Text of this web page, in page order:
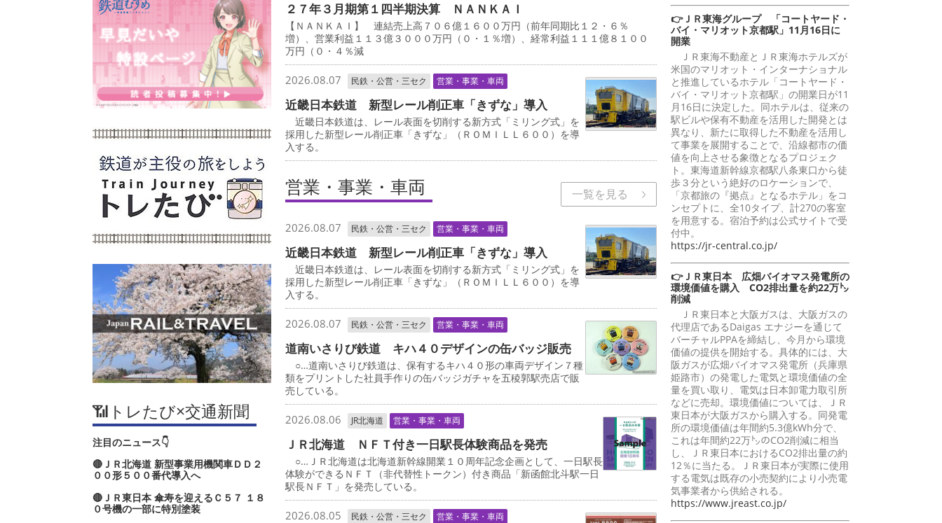
📶トレたび×交通新聞
注目のニュース👇
🔴ＪＲ北海道 新型事業用機関車ＤＤ２
００形５００番代導入へ
🔴ＪＲ東日本 傘寿を迎えるＣ５７ １８
０号機の一部に特別塗装
２７年３月期第１四半期決算 ＮＡＮＫＡＩ
【ＮＡＮＫＡＩ】 連結売上高７０６億１６００万円（前年同期比１２・６％
増）、営業利益１１３億３０００万円（０・１％増）、経常利益１１１億８１００
万円（０・４％減
2026.08.07 民鉄・公営・三セク 営業・事業・車両
近畿日本鉄道 新型レール削正車「きずな」導入
近畿日本鉄道は、レール表面を切削する新方式「ミリング式」を
採用した新型レール削正車「きずな」（ＲＯＭＩＬＬ６００）を導
入する。
営業・事業・車両 一覧を見る
2026.08.07 民鉄・公営・三セク 営業・事業・車両
近畿日本鉄道 新型レール削正車「きずな」導入
近畿日本鉄道は、レール表面を切削する新方式「ミリング式」を
採用した新型レール削正車「きずな」（ＲＯＭＩＬＬ６００）を導
入する。
2026.08.07 民鉄・公営・三セク 営業・事業・車両
道南いさりび鉄道 キハ４０デザインの缶バッジ販売
○…道南いさりび鉄道は、保有するキハ４０形の車両デザイン７種
類をプリントした社員手作りの缶バッジガチャを五稜郭駅売店で販
売している。
2026.08.06 JR北海道 営業・事業・車両
ＪＲ北海道 ＮＦＴ付き一日駅長体験商品を発売
○…ＪＲ北海道は北海道新幹線開業１０周年記念企画として、一日駅長
体験ができるＮＦＴ（非代替性トークン）付き商品「新函館北斗駅一日
駅長ＮＦＴ」を発売している。
2026.08.05 民鉄・公営・三セク 営業・事業・車両
👉ＪＲ東海グループ 「コートヤード・
バイ・マリオット京都駅」11月16日に
開業
ＪＲ東海不動産とＪＲ東海ホテルズが
米国のマリオット・インターナショナル
と推進しているホテル「コートヤード・
バイ・マリオット京都駅」の開業日が11
月16日に決定した。同ホテルは、従来の
駅ビルや保有不動産を活用した開発とは
異なり、新たに取得した不動産を活用し
て事業を展開することで、沿線都市の価
値を向上させる象徴となるプロジェク
ト。東海道新幹線京都駅八条東口から徒
歩３分という絶好のロケーションで、
「京都旅の『拠点』となるホテル」をコ
ンセプトに、全10タイプ、計270の客室
を用意する。宿泊予約は公式サイトで受
付中。
https://jr-central.co.jp/
👉ＪＲ東日本 広畑バイオマス発電所の
環境価値を購入 CO2排出量を約22万㌧
削減
ＪＲ東日本と大阪ガスは、大阪ガスの
代理店であるDaigas エナジーを通じて
バーチャルPPAを締結し、今月から環境
価値の提供を開始する。具体的には、大
阪ガスが広畑バイオマス発電所（兵庫県
姫路市）の発電した電気と環境価値の全
量を買い取り、電気は日本卸電力取引所
などに売却。環境価値については、ＪＲ
東日本が大阪ガスから購入する。同発電
所の環境価値は年間約5.3億kWh分で、
これは年間約22万㌧のCO2削減に相当
し、ＪＲ東日本におけるCO2排出量の約
12％に当たる。ＪＲ東日本が実際に使用
する電気は既存の小売契約により小売電
気事業者から供給される。
https://www.jreast.co.jp/